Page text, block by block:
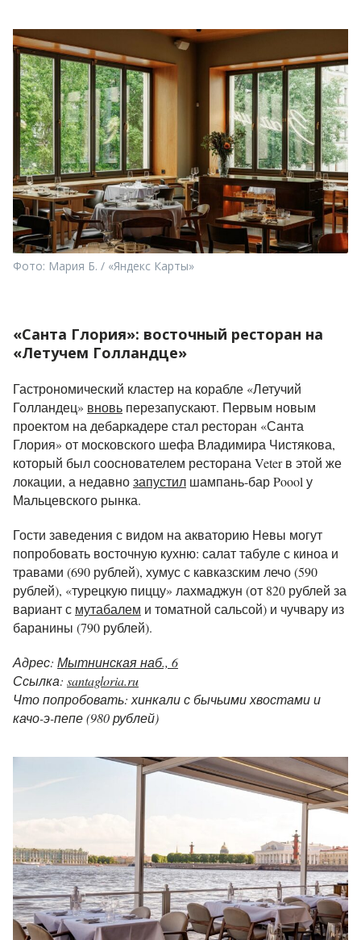
Фото: Мария Б. / «Яндекс Карты»
«Санта Глория»: восточный ресторан на
«Летучем Голландце»
Гастрономический кластер на корабле «Летучий
Голландец» вновь перезапускают. Первым новым
проектом на дебаркадере стал ресторан «Санта
Глория» от московского шефа Владимира Чистякова,
который был сооснователем ресторана Veter в этой же
локации, а недавнозапустил шампань-бар Poool у
Мальцевского рынка.
Гости заведения с видом на акваторию Невы могут
попробовать восточную кухню: салат табуле с киноа и
травами (690 рублей), хумус с кавказским лечо (590
рублей), «турецкую пиццу» лахмаджун (от 820 рублей за
вариант с мутабалем и томатной сальсой) и чучвару из
баранины (790 рублей).
Адрес: Мытнинская наб., 6
Ссылка: santagloria.ru
Что попробовать: хинкали с бычьими хвостами и
качо-э-пепе (980 рублей)